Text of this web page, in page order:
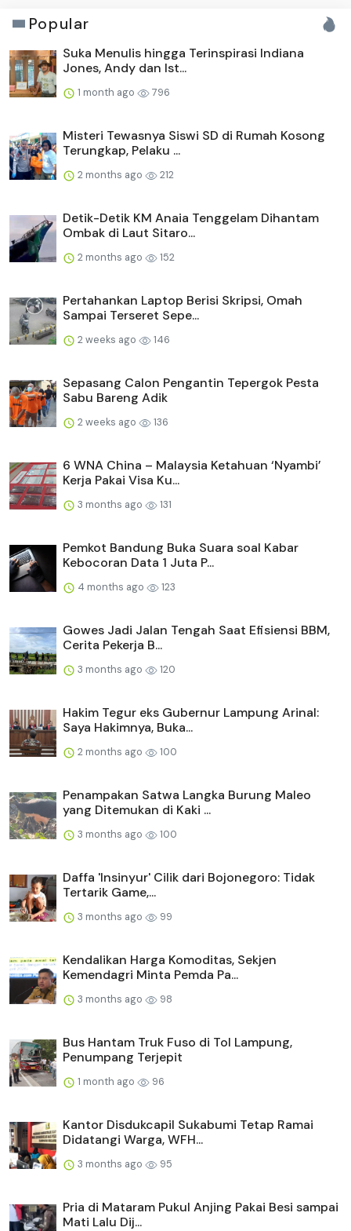
Popular
Suka Menulis hingga Terinspirasi Indiana
Jones, Andy dan Ist...
1 month ago 796
Misteri Tewasnya Siswi SD di Rumah Kosong
Terungkap, Pelaku ...
2 months ago 212
Detik-Detik KM Anaia Tenggelam Dihantam
Ombak di Laut Sitaro...
2 months ago 152
Pertahankan Laptop Berisi Skripsi, Omah
Sampai Terseret Sepe...
2 weeks ago 146
Sepasang Calon Pengantin Tepergok Pesta
Sabu Bareng Adik
2 weeks ago 136
6 WNA China – Malaysia Ketahuan ‘Nyambi’
Kerja Pakai Visa Ku...
3 months ago 131
Pemkot Bandung Buka Suara soal Kabar
Kebocoran Data 1 Juta P...
4 months ago 123
Gowes Jadi Jalan Tengah Saat Efisiensi BBM,
Cerita Pekerja B...
3 months ago 120
Hakim Tegur eks Gubernur Lampung Arinal:
Saya Hakimnya, Buka...
2 months ago 100
Penampakan Satwa Langka Burung Maleo
yang Ditemukan di Kaki ...
3 months ago 100
Daffa 'Insinyur' Cilik dari Bojonegoro: Tidak
Tertarik Game,...
3 months ago 99
Kendalikan Harga Komoditas, Sekjen
Kemendagri Minta Pemda Pa...
3 months ago 98
Bus Hantam Truk Fuso di Tol Lampung,
Penumpang Terjepit
1 month ago 96
Kantor Disdukcapil Sukabumi Tetap Ramai
Didatangi Warga, WFH...
3 months ago 95
Pria di Mataram Pukul Anjing Pakai Besi sampai
Mati Lalu Dij...